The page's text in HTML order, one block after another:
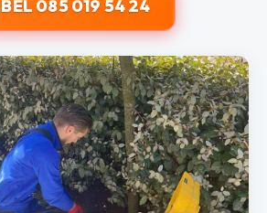
BEL 085 019 54 24